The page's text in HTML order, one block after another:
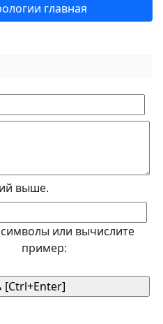
главная
выше.
или вычислите
пример: